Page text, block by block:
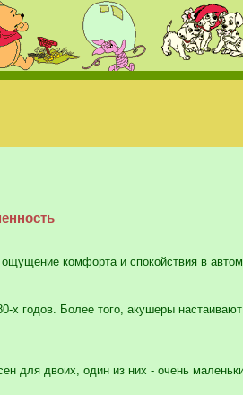
комфорта и спокойствия в
годов. Более того, акушеры
для двоих, один из них - очень